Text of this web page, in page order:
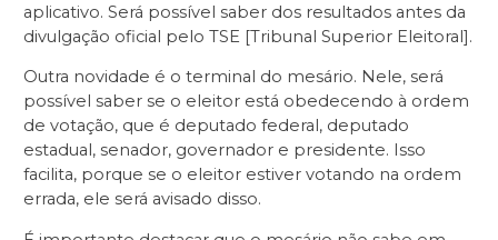
aplicativo. Será possível saber dos resultados antes da
divulgação oficial pelo TSE [Tribunal Superior Eleitoral].
Outra novidade é o terminal do mesário. Nele, será
possível saber se o eleitor está obedecendo à ordem
de votação, que é deputado federal, deputado
estadual, senador, governador e presidente. Isso
facilita, porque se o eleitor estiver votando na ordem
errada, ele será avisado disso.